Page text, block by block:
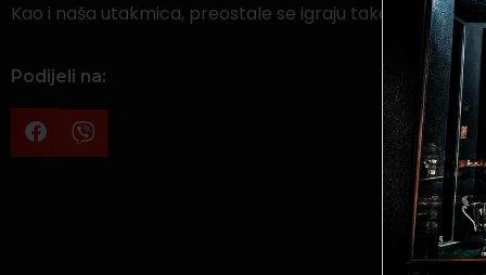
Kao i naša utakmica, preostale se igraju također u
Podijeli na: